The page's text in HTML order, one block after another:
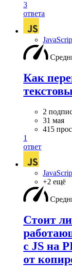
3
ответа
Как
2
31 мая
415
1
ответ
+2 ещё
Стоит
с JS на
от